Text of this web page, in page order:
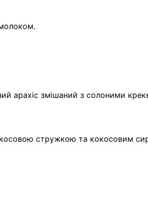
арахіс змішаний з солоними
стружкою та кокосовим